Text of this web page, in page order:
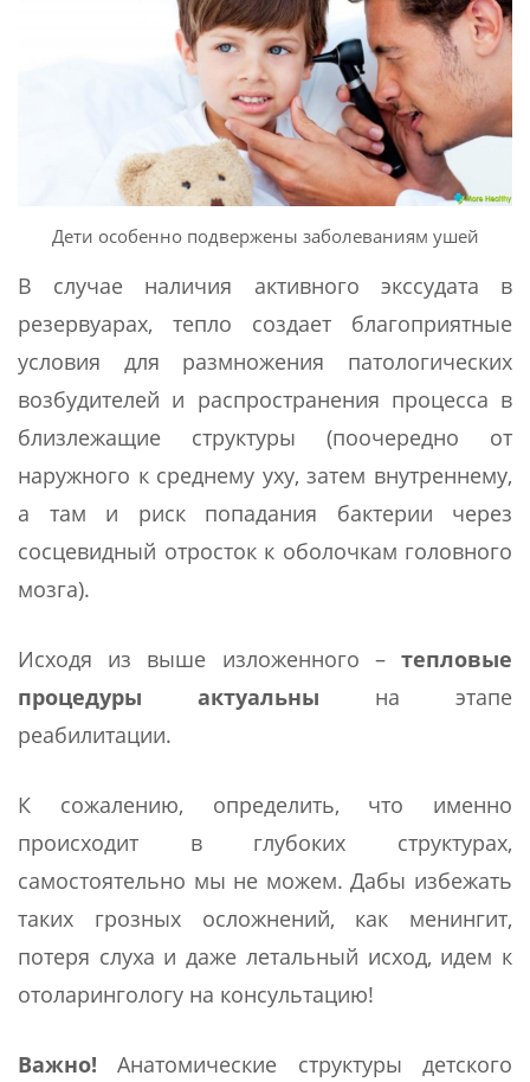
Дети особенно подвержены заболеваниям ушей
В случае наличия активного экссудата в
резервуарах, тепло создает благоприятные
условия для размножения патологических
возбудителей и распространения процесса в
близлежащие структуры (поочередно от
наружного к среднему уху, затем внутреннему,
а там и риск попадания бактерии через
сосцевидный отросток к оболочкам головного
мозга).
Исходя из выше изложенного – тепловые
процедуры актуальны на этапе
реабилитации.
К сожалению, определить, что именно
происходит в глубоких структурах,
самостоятельно мы не можем. Дабы избежать
таких грозных осложнений, как менингит,
потеря слуха и даже летальный исход, идем к
отоларингологу на консультацию!
Важно!Анатомические структуры детского